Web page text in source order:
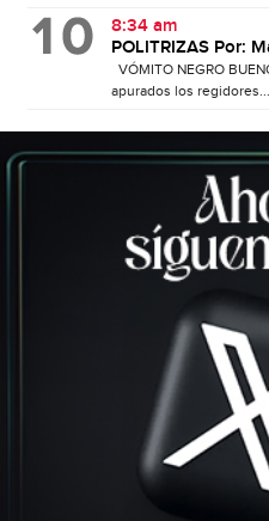
8:34 am
POLITRIZAS Por:
VÓMITO NEGRO
apurados los regidores...